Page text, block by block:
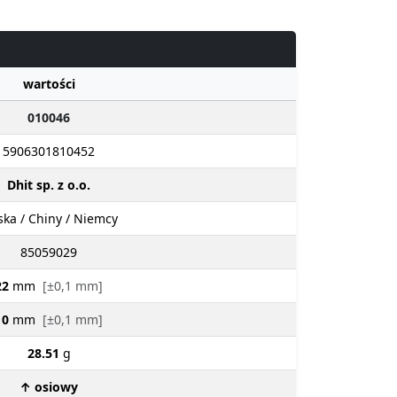
wartości
010046
5906301810452
Dhit sp. z o.o.
/ Chiny / Niemcy
85059029
mm [±0,1 mm]
mm [±0,1 mm]
28.51 g
↑ osiowy